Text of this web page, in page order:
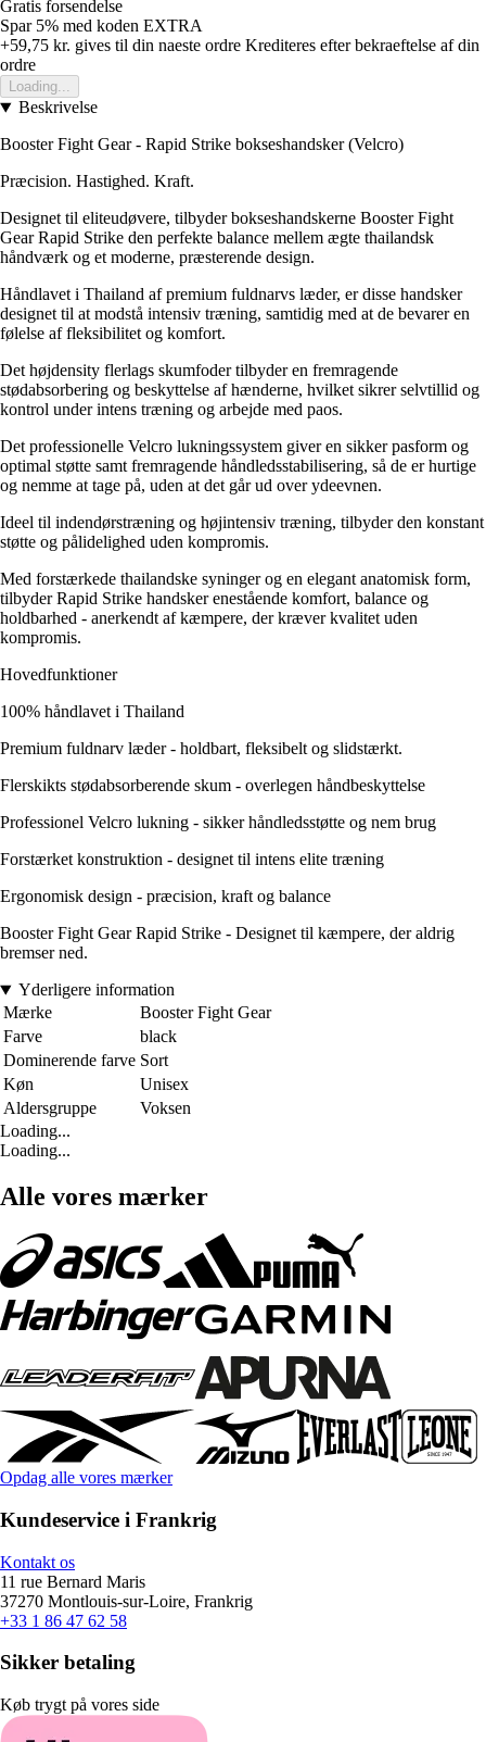
Gratis forsendelse
Spar 5% med koden EXTRA
+59,75 kr. gives til din naeste ordre Krediteres efter bekraeftelse af din
ordre
Loading...
Beskrivelse
Booster Fight Gear - Rapid Strike bokseshandsker (Velcro)
Præcision. Hastighed. Kraft.
Designet til eliteudøvere, tilbyder bokseshandskerne Booster Fight
Gear Rapid Strike den perfekte balance mellem ægte thailandsk
håndværk og et moderne, præsterende design.
Håndlavet i Thailand af premium fuldnarvs læder, er disse handsker
designet til at modstå intensiv træning, samtidig med at de bevarer en
følelse af fleksibilitet og komfort.
Det højdensity flerlags skumfoder tilbyder en fremragende
stødabsorbering og beskyttelse af hænderne, hvilket sikrer selvtillid og
kontrol under intens træning og arbejde med paos.
Det professionelle Velcro lukningssystem giver en sikker pasform og
optimal støtte samt fremragende håndledsstabilisering, så de er hurtige
og nemme at tage på, uden at det går ud over ydeevnen.
Ideel til indendørstræning og højintensiv træning, tilbyder den konstant
støtte og pålidelighed uden kompromis.
Med forstærkede thailandske syninger og en elegant anatomisk form,
tilbyder Rapid Strike handsker enestående komfort, balance og
holdbarhed - anerkendt af kæmpere, der kræver kvalitet uden
kompromis.
Hovedfunktioner
100% håndlavet i Thailand
Premium fuldnarv læder - holdbart, fleksibelt og slidstærkt.
Flerskikts stødabsorberende skum - overlegen håndbeskyttelse
Professionel Velcro lukning - sikker håndledsstøtte og nem brug
Forstærket konstruktion - designet til intens elite træning
Ergonomisk design - præcision, kraft og balance
Booster Fight Gear Rapid Strike - Designet til kæmpere, der aldrig
bremser ned.
Yderligere information
Mærke
Booster Fight Gear
Farve
black
Dominerende farve Sort
Køn
Unisex
Aldersgruppe
Voksen
Loading...
Loading...
Alle vores mærker
Opdag alle vores mærker
Kundeservice i Frankrig
Kontakt os
11 rue Bernard Maris
37270 Montlouis-sur-Loire, Frankrig
+33 1 86 47 62 58
Sikker betaling
Køb trygt på vores side